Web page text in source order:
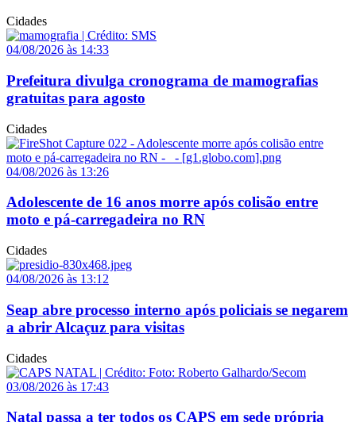
Cidades
04/08/2026 às 14:33
Prefeitura divulga cronograma de mamografias
gratuitas para agosto
Cidades
04/08/2026 às 13:26
Adolescente de 16 anos morre após colisão entre
moto e pá-carregadeira no RN
Cidades
04/08/2026 às 13:12
Seap abre processo interno após policiais se negarem
a abrir Alcaçuz para visitas
Cidades
03/08/2026 às 17:43
Natal passa a ter todos os CAPS em sede própria